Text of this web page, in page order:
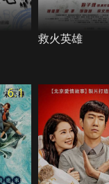
救火英雄
6.1